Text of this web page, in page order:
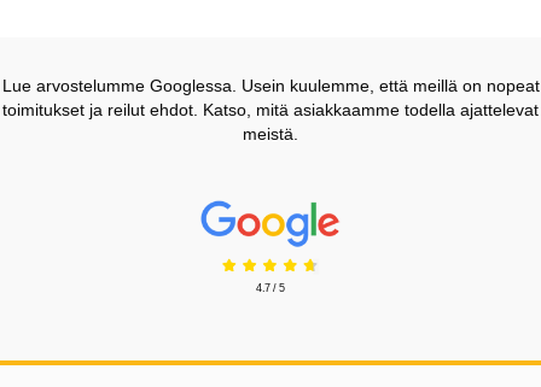
Lue arvostelumme Googlessa. Usein kuulemme, että meillä on nopeat
toimitukset ja reilut ehdot. Katso, mitä asiakkaamme todella ajattelevat
meistä.
Prisjakt Arvostelu: 4.7 Tähdet
4.7 / 5